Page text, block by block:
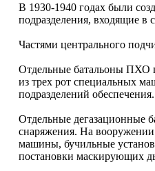
В 1930-1940 годах были
подразделения, входящие в
Частями центрального
Отдельные батальоны ПХО
из трех рот специальных
подразделений обеспечения.
Отдельные дегазационные
снаряжения. На
машины, бучильные
постановки маскирующих